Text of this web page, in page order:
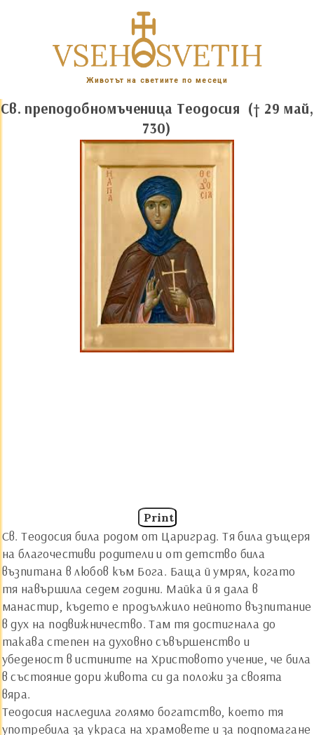
Животът на светиите по месеци
Св. преподобномъченица Теодосия († 29 май,
730)
Print
Св. Теодосия била родом от Цариград. Тя била дъщеря
на благочестиви родители и от детство била
възпитана в любов към Бога. Баща й умрял, когато
тя навършила седем години. Майка й я дала в
манастир, където е продължило нейното възпитание
в дух на подвижничество. Там тя достигнала до
такава степен на духовно съвършенство и
убеденост в истините на Христовото учение, че била
в състояние дори живота си да положи за своята
вяра.
Теодосия наследила голямо богатство, което тя
употребила за украса на храмовете и за подпомагане